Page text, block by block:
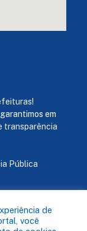
!
em
transparência
Pública
Capanema
de
você